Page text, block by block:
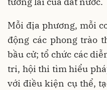
Mỗi địa phương, mỗi
động các phong trào
bầu cử; tổ chức các
tri, hội thi tìm hiểu
với điều kiện cụ thể,